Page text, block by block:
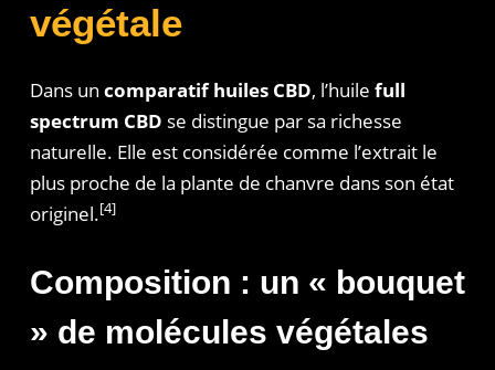
végétale
Dans un comparatif huiles CBD, l’huile full
spectrum CBD se distingue par sa richesse
naturelle. Elle est considérée comme l’extrait le
plus proche de la plante de chanvre dans son état
originel.[4]
Composition : un « bouquet
» de molécules végétales